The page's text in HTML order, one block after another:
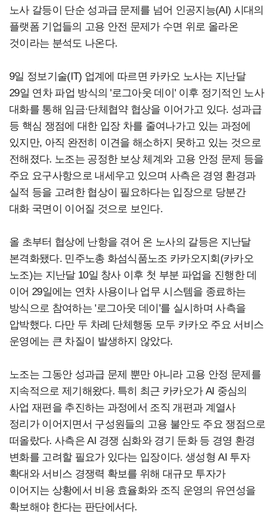
노사 갈등이 단순 성과급 문제를 넘어 인공지능(AI) 시대의
플랫폼 기업들의 고용 안전 문제가 수면 위로 올라온
것이라는 분석도 나온다.
9일 정보기술(IT) 업계에 따르면 카카오 노사는 지난달
29일 연차 파업 방식의 '로그아웃 데이' 이후 정기적인 노사
대화를 통해 임금·단체협약 협상을 이어가고 있다. 성과급
등 핵심 쟁점에 대한 입장 차를 줄여나가고 있는 과정에
있지만, 아직 완전히 이견을 해소하지 못하고 있는 것으로
전해졌다. 노조는 공정한 보상 체계와 고용 안정 문제 등을
주요 요구사항으로 내세우고 있으며 사측은 경영 환경과
실적 등을 고려한 협상이 필요하다는 입장으로 당분간
대화 국면이 이어질 것으로 보인다.
올 초부터 협상에 난항을 겪어 온 노사의 갈등은 지난달
본격화됐다. 민주노총 화섬식품노조 카카오지회(카카오
노조)는 지난달 10일 창사 이후 첫 부분 파업을 진행한 데
이어 29일에는 연차 사용이나 업무 시스템을 종료하는
방식으로 참여하는 '로그아웃 데이'를 실시하며 사측을
압박했다. 다만 두 차례 단체행동 모두 카카오 주요 서비스
운영에는 큰 차질이 발생하지 않았다.
노조는 그동안 성과급 문제 뿐만 아니라 고용 안정 문제를
지속적으로 제기해왔다. 특히 최근 카카오가 AI 중심의
사업 재편을 추진하는 과정에서 조직 개편과 계열사
정리가 이어지면서 구성원들의 고용 불안도 주요 쟁점으로
떠올랐다. 사측은 AI 경쟁 심화와 경기 둔화 등 경영 환경
변화를 고려할 필요가 있다는 입장이다. 생성형 AI 투자
확대와 서비스 경쟁력 확보를 위해 대규모 투자가
이어지는 상황에서 비용 효율화와 조직 운영의 유연성을
확보해야 한다는 판단에서다.